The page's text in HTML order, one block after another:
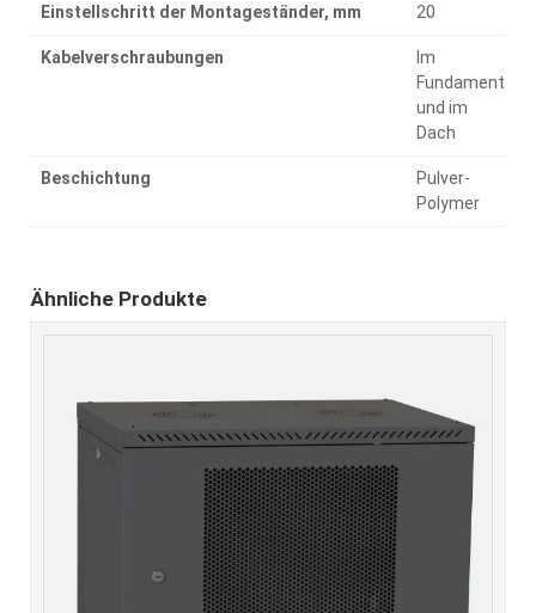
Einstellschritt der Montageständer, mm 20
Kabelverschraubungen
Im
Fundament
und im
Dach
Beschichtung
Pulver-
Polymer
Ähnliche Produkte